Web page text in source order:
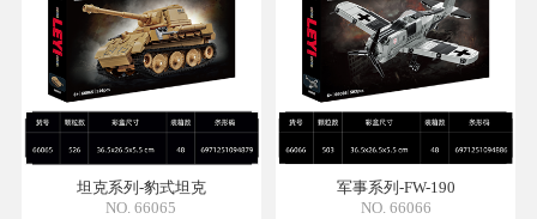
坦克系列-豹式坦克
NO. 66065
军事系列-FW-190
NO. 66066